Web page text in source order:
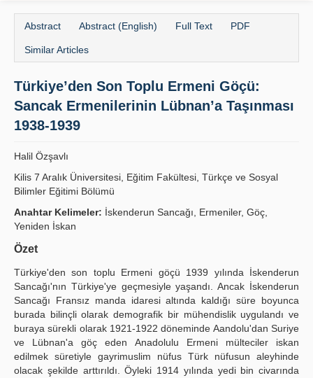
Journal Boards
Writing Rules
Principles
Publication Policies
Guidelines
Abstract Abstract (English) Full Text PDF
Similar Articles
Türkiye’den Son Toplu Ermeni Göçü:
Sancak Ermenilerinin Lübnan’a Taşınması
1938-1939
Halil Özşavlı
Kilis 7 Aralık Üniversitesi, Eğitim Fakültesi, Türkçe ve Sosyal
Bilimler Eğitimi Bölümü
Anahtar Kelimeler: İskenderun Sancağı, Ermeniler, Göç,
Yeniden İskan
Özet
Türkiye'den son toplu Ermeni göçü 1939 yılında İskenderun
Sancağı'nın Türkiye'ye geçmesiyle yaşandı. Ancak İskenderun
Sancağı Fransız manda idaresi altında kaldığı süre boyunca
burada bilinçli olarak demografik bir mühendislik uygulandı ve
buraya sürekli olarak 1921-1922 döneminde Aandolu'dan Suriye
ve Lübnan'a göç eden Anadolulu Ermeni mülteciler iskan
edilmek süretiyle gayrimuslim nüfus Türk nüfusun aleyhinde
olacak şekilde arttırıldı. Öyleki 1914 yılında yedi bin civarında